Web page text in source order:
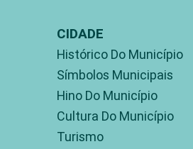
CIDADE
Histórico Do Município
Símbolos Municipais
Hino Do Município
Cultura Do Município
Turismo